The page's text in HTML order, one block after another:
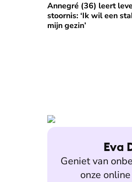
Annegré (36) leert
⭐ Premium
Annegré (36) leert
stoornis: ‘Ik wil een
mijn gezin’
Eva
Geniet van
onze